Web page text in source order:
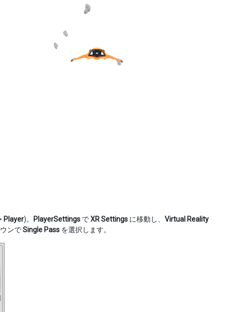
Player)。 PlayerSettings でXR Settings に移動し、 Virtual Reality
ンでSingle Pass を選択します。